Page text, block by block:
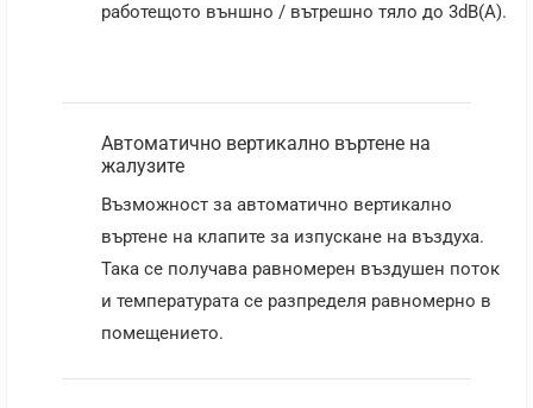
работещото външно / вътрешно тяло до 3dB(A).
Автоматично вертикално въртене на
жалузите
Възможност за автоматично вертикално
въртене на клапите за изпускане на въздуха.
Така се получава равномерен въздушен поток
и температурата се разпределя равномерно в
помещението.